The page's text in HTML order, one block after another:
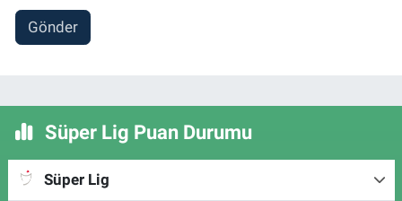
Gönder
Süper Lig Puan Durumu
Süper Lig